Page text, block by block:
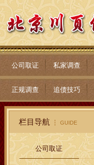
公司取证 私家调查
正规调查 追债技巧
栏目导航 GUIDE
公司取证